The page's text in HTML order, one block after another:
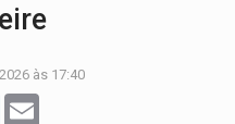
às 17:40
Telegram